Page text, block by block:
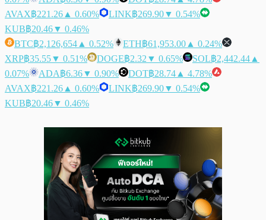
AVAX฿221.26 ▲ 0.60% LINK฿269.90▼ 0.54%
KUB฿20.46▼ 0.46%
BTC฿2,126,654 ▲ 0.52% ETH฿61,953.00 ▲ 0.24%
XRP฿35.55▼ 0.51% DOGE฿2.32 ▼ 0.65% SOL฿2,442.44 ▲
0.07%
ADA฿6.36▼ 0.90% DOT฿28.74 ▲ 4.78%
AVAX฿221.26 ▲ 0.60% LINK฿269.90▼ 0.54%
KUB฿20.46▼ 0.46%